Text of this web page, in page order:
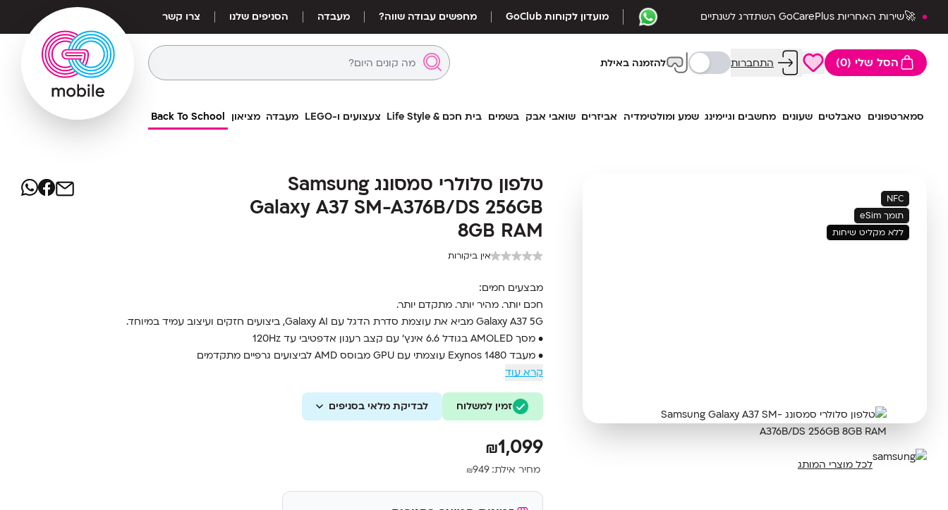
🚀שירות האחריות GoCarePlus השתדרג לשנתיים
שלמות🛡️
מועדון לקוחות GoClub מחפשים עבודה שווה? מעבדה הסניפים שלנו צרו קשר
הסל שלי (0) התחברות להזמנה באילת
סמארטפונים טאבלטים שעונים מחשבים וגיימינג שמע ומולטימדיה אביזרים שואבי אבק בשמים בית חכם & Life Style צעצועים ו-LEGO מעבדה מציאון Back To School
A37 SM-A376B/DS 256GB 8GB RAM
NFC
תומך eSim
ללא מקליט שיחות
לכל מוצרי המותג
טלפון סלולרי סמסונג Samsung
Galaxy A37 SM-A376B/DS 256GB
8GB RAM
אין ביקורות
מבצעים חמים:
חכם יותר. מהיר יותר. מתקדם יותר.
Galaxy A37 5G מביא את עוצמת סדרת הדגל עם Galaxy AI, ביצועים חזקים ועיצוב עמיד במיוחד.
• מסך AMOLED בגודל 6.6 אינץ’ עם קצב רענון אדפטיבי עד 120Hz
• מעבד Exynos 1480 עוצמתי עם GPU מבוסס AMD לביצועים גרפיים מתקדמים
• מערך צילום משולש 50MP עם OIS וצילום וידאו 4K
• זיכרון עבודה 8GB RAM ואחסון 256GB מהיר מסוג UFS 3.1
• סוללה גדולה 5000mAh עם טעינה מהירה 45W
• תמיכה ב-Galaxy AI כולל תרגום בזמן אמת ועריכת תמונות חכמה
קרא עוד
זמין למשלוח לבדיקת מלאי בסניפים
₪1,099
מחיר אילת: ₪949